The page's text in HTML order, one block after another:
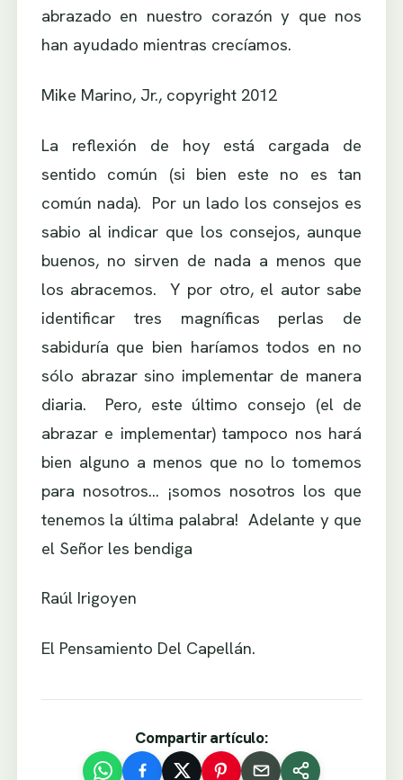
abrazado en nuestro corazón y que nos
han ayudado mientras crecíamos.
Mike Marino, Jr., copyright 2012
La reflexión de hoy está cargada de
sentido común (si bien este no es tan
común nada). Por un lado los consejos es
sabio al indicar que los consejos, aunque
buenos, no sirven de nada a menos que
los abracemos. Y por otro, el autor sabe
identificar tres magníficas perlas de
sabiduría que bien haríamos todos en no
sólo abrazar sino implementar de manera
diaria. Pero, este último consejo (el de
abrazar e implementar) tampoco nos hará
bien alguno a menos que no lo tomemos
para nosotros… ¡somos nosotros los que
tenemos la última palabra! Adelante y que
el Señor les bendiga
Raúl Irigoyen
El Pensamiento Del Capellán.
Compartir artículo: